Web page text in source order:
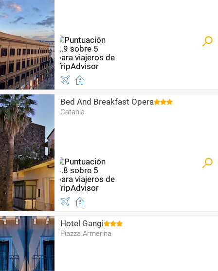
Bed And Breakfast Opera
Catania
Hotel Gangi
Piazza Armerina